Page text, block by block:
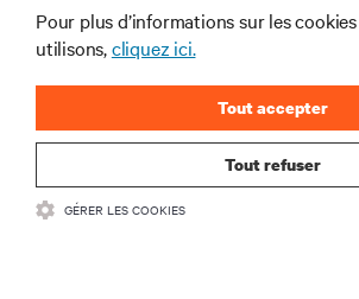
tendances
Recevez régulièrement l’actualité sur
l’alimentation et le refroidissement
et des infrastructures
Pour plus d’informations sur les
utilisons,cliquez ici.
Tout refuser
Tout accepter
GÉRER LES COOKIES